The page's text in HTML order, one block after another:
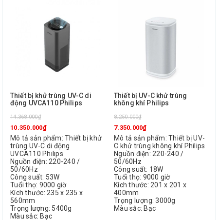
Thiết bị khử trùng UV-C di
động UVCA110 Philips
14.368.000₫
10.350.000₫
Mô tả sản phẩm: Thiết bị khử
trùng UV-C di động
UVCA110 Philips
Nguồn điện: 220-240 /
50/60Hz
Công suất: 53W
Tuổi thọ: 9000 giờ
Kích thước: 235 x 235 x
560mm
Trọng lượng: 5400g
Màu sắc: Bạc
Thiết bị UV-C khử trùng
không khí Philips
8.250.000₫
7.350.000₫
Mô tả sản phẩm: Thiết bị UV-
C khử trùng không khí Philips
Nguồn điện: 220-240 /
50/60Hz
Công suất: 18W
Tuổi thọ: 9000 giờ
Kích thước: 201 x 201 x
400mm
Trọng lượng: 3000g
Màu sắc: Bạc